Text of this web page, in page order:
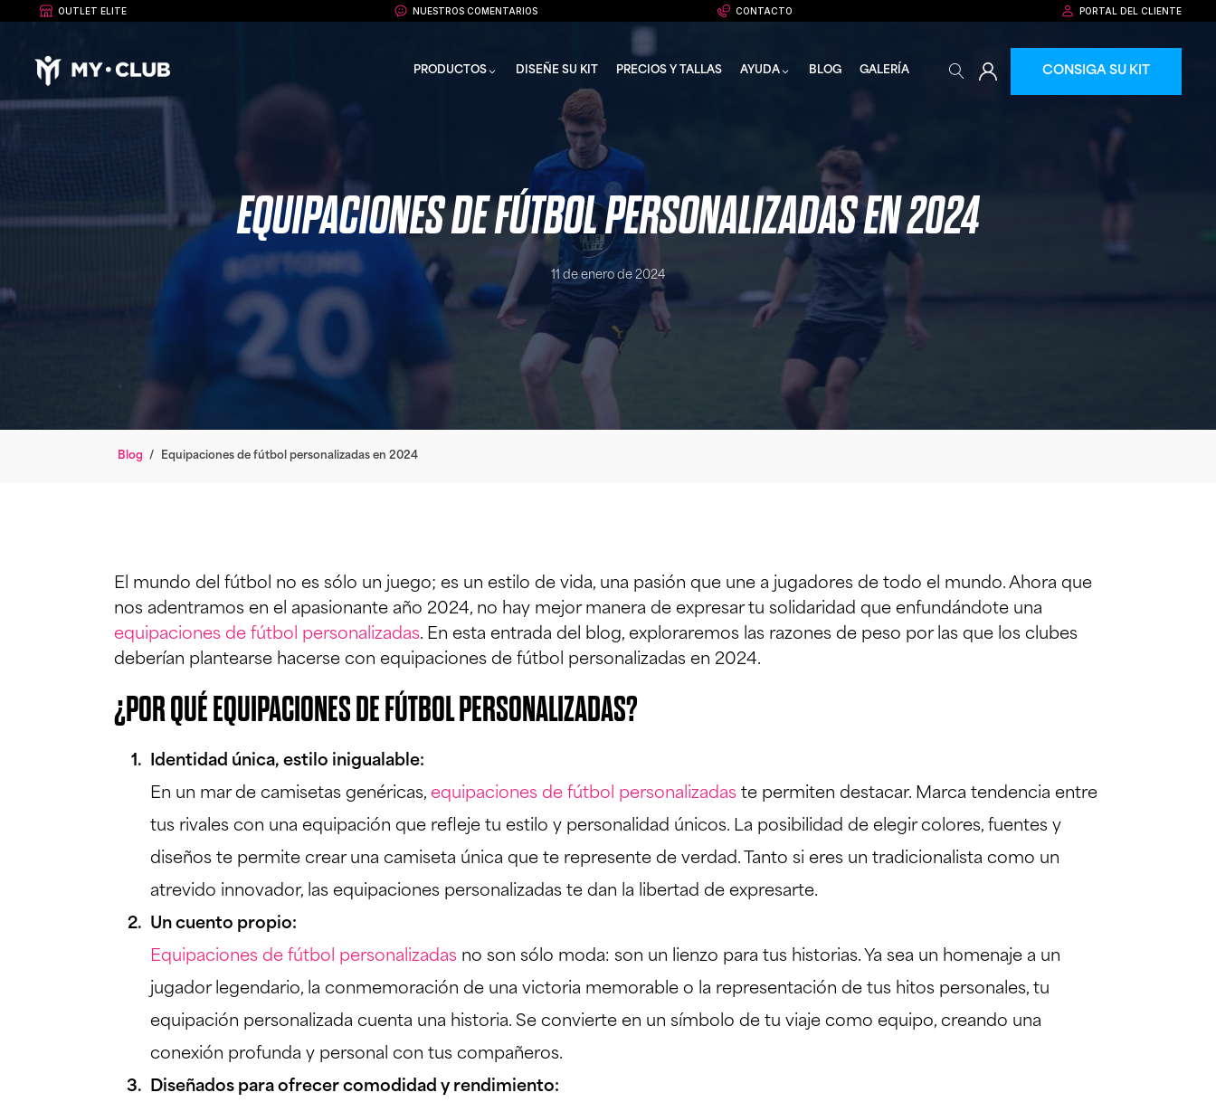
OUTLET ELITE NUESTROS COMENTARIOS CONTACTO PORTAL DEL CLIENTE
PRODUCTOS DISEÑE SU KIT PRECIOS Y TALLAS AYUDA BLOG GALERÍA CONSIGA SU KIT
EQUIPACIONES DE FÚTBOL PERSONALIZADAS EN 2024
11 de enero de 2024
Blog / Equipaciones de fútbol personalizadas en 2024
El mundo del fútbol no es sólo un juego; es un estilo de vida, una pasión que une a jugadores de todo el mundo. Ahora que
nos adentramos en el apasionante año 2024, no hay mejor manera de expresar tu solidaridad que enfundándote una
equipaciones de fútbol personalizadas. En esta entrada del blog, exploraremos las razones de peso por las que los clubes
deberían plantearse hacerse con equipaciones de fútbol personalizadas en 2024.
¿POR QUÉ EQUIPACIONES DE FÚTBOL PERSONALIZADAS?
Identidad única, estilo inigualable:
En un mar de camisetas genéricas, equipaciones de fútbol personalizadas te permiten destacar. Marca tendencia entre
tus rivales con una equipación que refleje tu estilo y personalidad únicos. La posibilidad de elegir colores, fuentes y
diseños te permite crear una camiseta única que te represente de verdad. Tanto si eres un tradicionalista como un
atrevido innovador, las equipaciones personalizadas te dan la libertad de expresarte.
Un cuento propio:
Equipaciones de fútbol personalizadas no son sólo moda: son un lienzo para tus historias. Ya sea un homenaje a un
jugador legendario, la conmemoración de una victoria memorable o la representación de tus hitos personales, tu
equipación personalizada cuenta una historia. Se convierte en un símbolo de tu viaje como equipo, creando una
conexión profunda y personal con tus compañeros.
Diseñados para ofrecer comodidad y rendimiento: